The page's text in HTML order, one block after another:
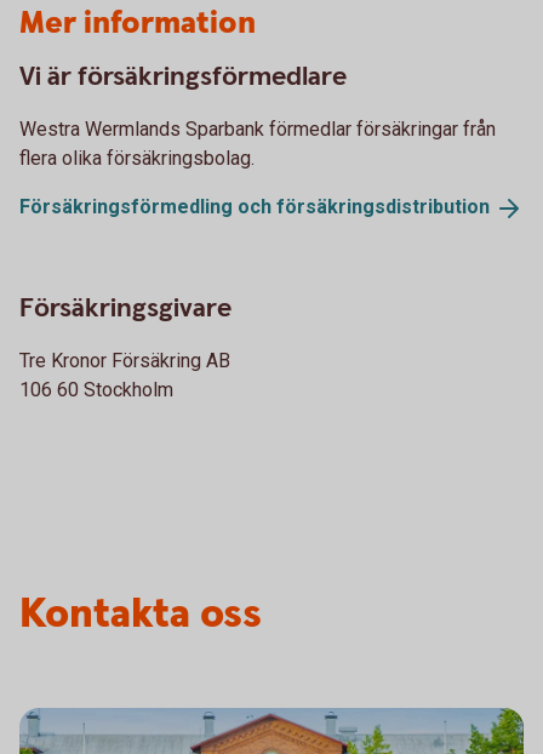
Mer information
Vi är försäkringsförmedlare
Westra Wermlands Sparbank förmedlar försäkringar från
flera olika försäkringsbolag.
Försäkringsförmedling och försäkringsdistribution
Försäkringsgivare
Tre Kronor Försäkring AB
106 60 Stockholm
Kontakta oss